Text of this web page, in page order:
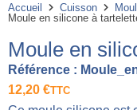
Accueil Cuisson
Moule en silicone à
Moule en
Référence :
12,20 €TTC